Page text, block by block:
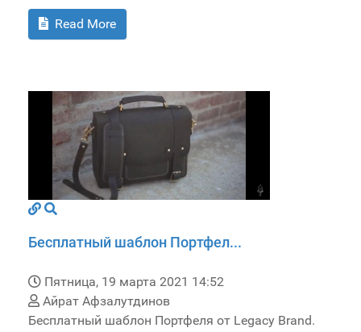
Read More
Бесплатный шаблон Портфел...
Пятница, 19 марта 2021 14:52
Айрат Афзалутдинов
Бесплатный шаблон Портфеля от Legacy Brand.